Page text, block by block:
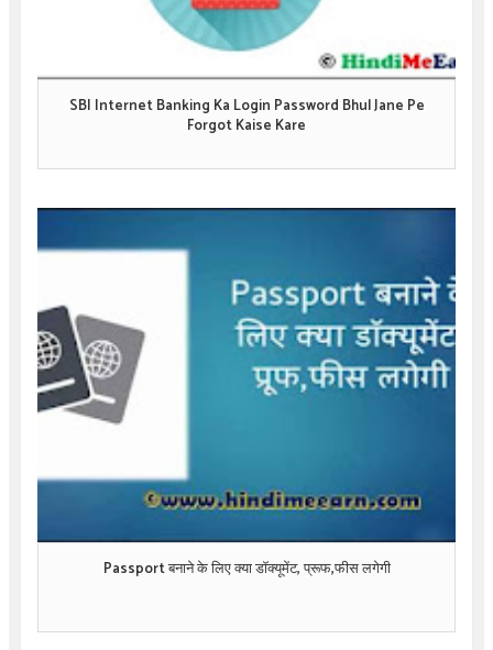
SBI Internet Banking Ka Login Password Bhul Jane Pe
Forgot Kaise Kare
Passport बनाने के लिए क्या डॉक्यूमेंट, प्रूफ,फीस लगेगी